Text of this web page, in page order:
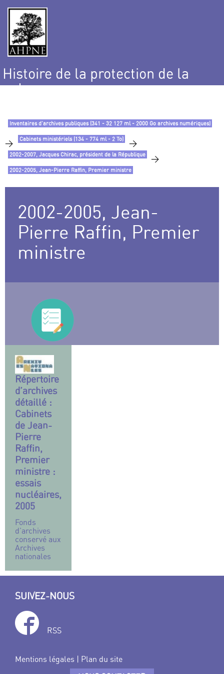
Histoire de la protection de la
nature
Inventaires d’archives publiques (341 - 32 127 ml - 2000 Go archives numériques)
> Cabinets ministériels (134 - 774 ml - 2 To) >
2002-2007, Jacques Chirac, président de la République >
2002-2005, Jean-Pierre Raffin, Premier ministre
2002-2005, Jean-
Pierre Raffin, Premier
ministre
Répertoire
d’archives
détaillé :
Cabinets
de Jean-
Pierre
Raffin,
Premier
ministre :
essais
nucléaires,
2005
Fonds
d’archives
conservé aux
Archives
nationales
SUIVEZ-NOUS
RSS
Mentions légales | Plan du site